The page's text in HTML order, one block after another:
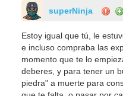
superNinja
Estoy igual que tú, le
e incluso compraba las
momento que te lo
deberes, y para tener un
piedra" a muerte para